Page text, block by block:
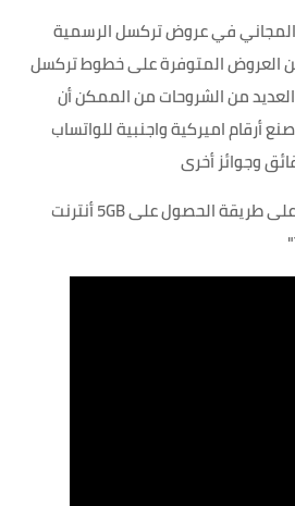
المجاني في عروض تركسل الرسمية
العروض المتوفرة على خطوط تركسل
من الشروحات من الممكن أن
أرقام اميركية واجنبية للواتساب
وجوائز أخرى
شاهد هذا الشرح لتتعرف على طريقة الحصول على 5GB أنترنت